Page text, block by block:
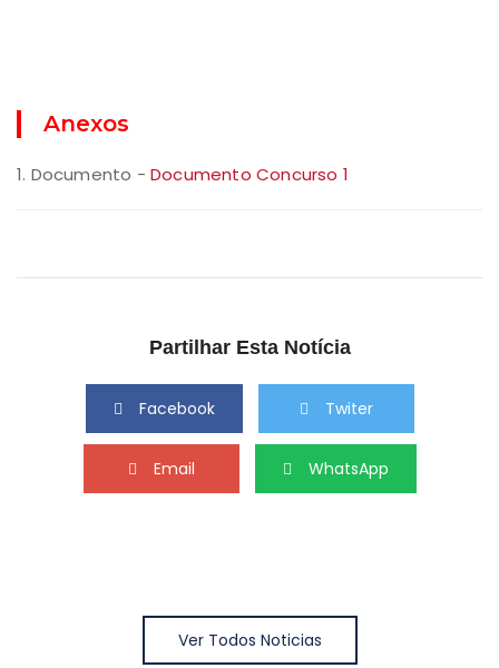
Anexos
1. Documento - Documento Concurso 1
Partilhar Esta Notícia
Facebook Twiter
Email WhatsApp
Ver Todos Noticias